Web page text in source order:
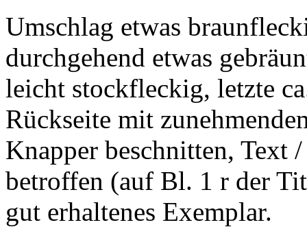
Umschlag etwas
durchgehend etwas
leicht stockfleckig, letzte
Rückseite mit
Knapper beschnitten, Text
betroffen (auf Bl. 1 r der
gut erhaltenes Exemplar.